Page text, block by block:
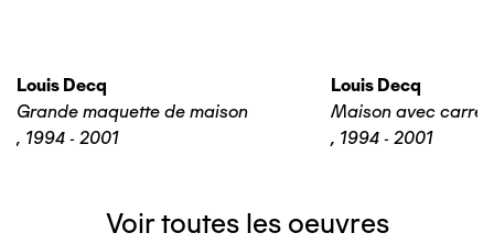
Louis Decq
Grande maquette de maison
, 1994 - 2001
Louis Decq
Maison avec
, 1994 - 2001
Voir toutes les oeuvres